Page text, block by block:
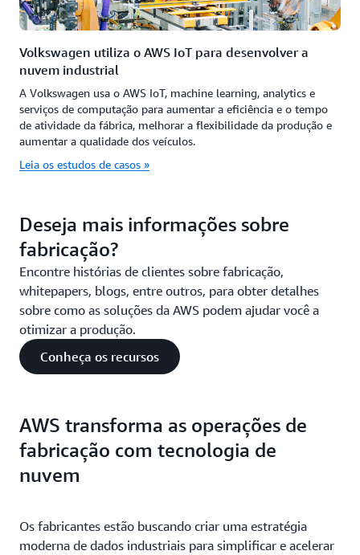
Volkswagen utiliza o AWS IoT para desenvolver a
nuvem industrial
A Volkswagen usa o AWS IoT, machine learning, analytics e
serviços de computação para aumentar a eficiência e o tempo
de atividade da fábrica, melhorar a flexibilidade da produção e
aumentar a qualidade dos veículos.
Leia os estudos de casos »
Deseja mais informações sobre
fabricação?
Encontre histórias de clientes sobre fabricação,
whitepapers, blogs, entre outros, para obter detalhes
sobre como as soluções da AWS podem ajudar você a
otimizar a produção.
Conheça os recursos
AWS transforma as operações de
fabricação com tecnologia de
nuvem
Os fabricantes estão buscando criar uma estratégia
moderna de dados industriais para simplificar e acelerar